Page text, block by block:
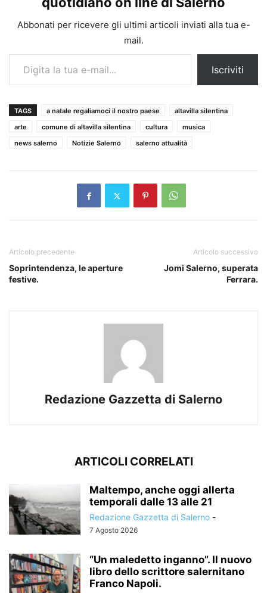
Abbonati per ricevere gli ultimi articoli inviati alla tua e-
mail.
Digita la tua e-mail...
Iscriviti
TAGS a natale regaliamoci il nostro paese
altavilla silentina
arte
comune di altavilla silentina cultura
musica
news salerno
Notizie Salerno salerno attualità
Articolo precedente
Soprintendenza, le aperture
festive.
Articolo successivo
Jomi Salerno, superata
Ferrara.
Redazione Gazzetta di Salerno
ARTICOLI CORRELATI
Maltempo, anche oggi allerta
temporali dalle 13 alle 21
Redazione Gazzetta di Salerno -
7 Agosto 2026
“Un maledetto inganno”. Il nuovo
libro dello scrittore salernitano
Franco Napoli.